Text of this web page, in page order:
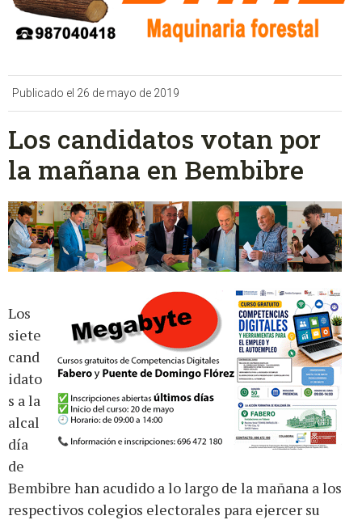
Publicado el 26 de mayo de 2019
Los candidatos votan por
la mañana en Bembibre
Los
siete
cand
idato
s a la
alcal
día
de
Bembibre han acudido a lo largo de la mañana a los
respectivos colegios electorales para ejercer su